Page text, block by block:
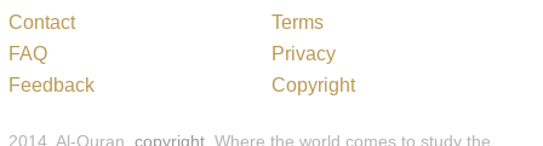
Contact
FAQ
Feedback
Terms
Privacy
Copyright
2014, Al-Quran, copyright . Where the world comes to study the